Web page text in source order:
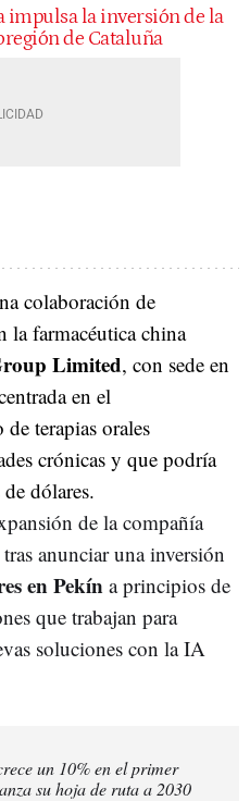
impulsa la inversión de la
de Cataluña
colaboración de
la farmacéutica china
Limited, con sede en
en el
terapias orales
crónicas y que podría
dólares.
de la compañía
anunciar una inversión
en Pekín a principios de
que trabajan para
soluciones con la IA
un 10% en el primer
su hoja de ruta a 2030